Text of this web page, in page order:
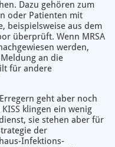
Dazu gehören zum
oder Patienten mit
beispielsweise aus dem
überprüft. Wenn MRSA
werden,
an die
für andere
geht aber noch
klingen ein wenig
sie stehen aber für
der
Infektions-